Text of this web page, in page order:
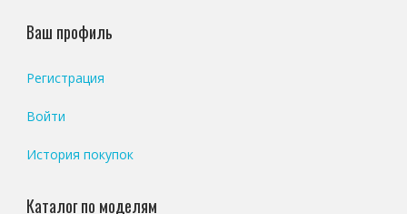
Ваш профиль
Регистрация
Войти
История покупок
Каталог по моделям